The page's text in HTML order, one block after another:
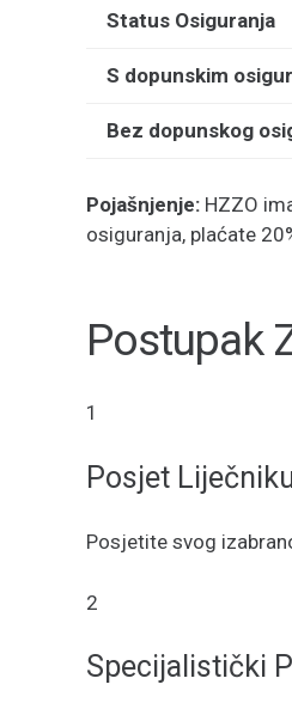
Status Osiguranja
S dopunskim
Bez dopunskog
Pojašnjenje: HZZO
osiguranja, plaćate
Postupak
1
Posjet
Posjetite svog
2
Specijalistički